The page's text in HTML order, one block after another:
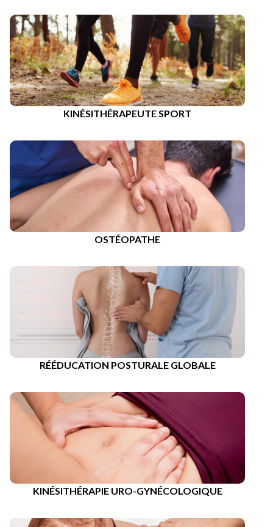
KINÉSITHÉRAPEUTE SPORT
OSTÉOPATHE
RÉÉDUCATION POSTURALE GLOBALE
KINÉSITHÉRAPIE URO-GYNÉCOLOGIQUE